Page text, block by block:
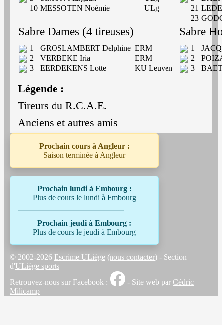
Prochain cours à Angleur :
Saison terminée à Angleur
Prochain lundi à Embourg :
Plus de cours le lundi à Embourg
Prochain jeudi à Embourg :
Plus de cours le jeudi à Embourg
10 MESSOTEN Noémie ULg
21
23
Sabre Dames (4 tireuses) Sabre
1 GROSLAMBERT Delphine ERM
2
VERBEKE Iria
ERM
3
EERDEKENS Lotte KU Leuven
1
2
3
Légende :
Tireurs du R.C.A.E.
Anciens et autres amis
© 2002-2026 Escrime ULiège (nous contacter) - Section
d'ULiège sports
Retrouvez-nous sur Facebook :
- Site web par Cédric
Milicamp